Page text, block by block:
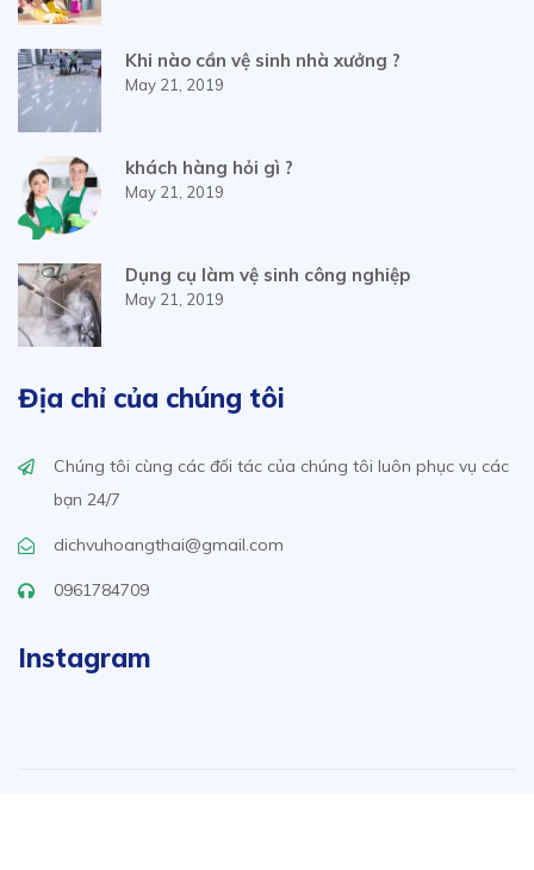
Khi nào cần vệ sinh nhà xưởng ?
May 21, 2019
khách hàng hỏi gì ?
May 21, 2019
Dụng cụ làm vệ sinh công nghiệp
May 21, 2019
Địa chỉ của chúng tôi
Chúng tôi cùng các đối tác của chúng tôi luôn phục vụ các
bạn 24/7
dichvuhoangthai@gmail.com
0961784709
Instagram